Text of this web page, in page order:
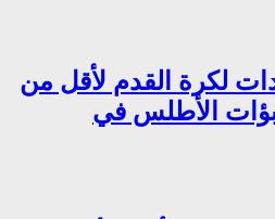
لكرة القدم لأقل من
الأطلس في